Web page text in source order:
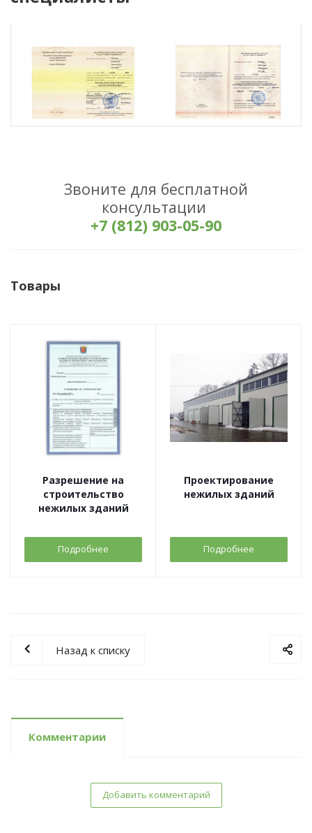
Звоните для бесплатной
консультации
+7 (812) 903-05-90
Товары
Разрешение на
строительство
нежилых зданий
Подробнее
Проектирование
нежилых зданий
Подробнее
Назад к списку
Комментарии
Добавить комментарий